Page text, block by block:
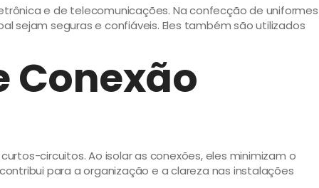
e de telecomunicações. Na confecção de uniformes
sejam seguras e confiáveis. Eles também são utilizados
Conexão
circuitos. Ao isolar as conexões, eles minimizam o
para a organização e a clareza nas instalações